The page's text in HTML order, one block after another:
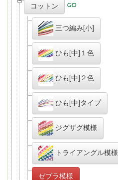
コットン
三つ編み[小]
ひも[中]１色
ひも[中]２色
ひも[中]タイプ
ジグザグ模様
トライアングル模様
ゼブラ模様